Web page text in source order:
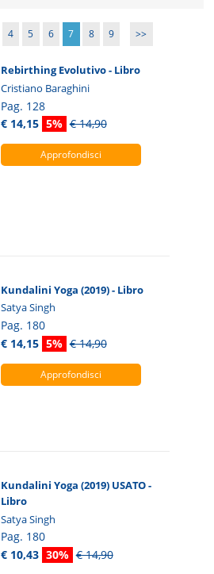
4 5 6 7 8 9 >>
Rebirthing Evolutivo - Libro
Cristiano Baraghini
Pag. 128
€ 14,15 5% € 14,90
Approfondisci
Kundalini Yoga (2019) - Libro
Satya Singh
Pag. 180
€ 14,15 5% € 14,90
Approfondisci
Kundalini Yoga (2019) USATO -
Libro
Satya Singh
Pag. 180
€ 10,43 30% € 14,90